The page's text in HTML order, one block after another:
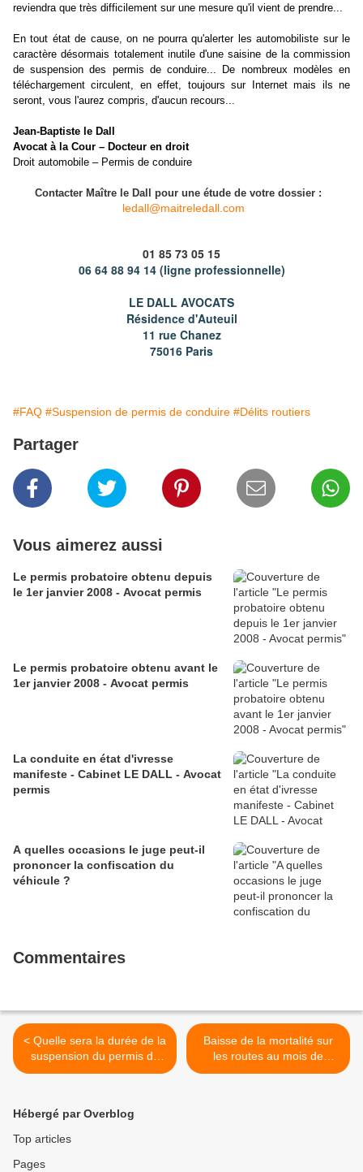
reviendra que très difficilement sur une mesure qu'il vient de prendre...
En tout état de cause, on ne pourra qu'alerter les automobiliste sur le
caractère désormais totalement inutile d'une saisine de la commission
de suspension des permis de conduire... De nombreux modèles en
téléchargement circulent, en effet, toujours sur Internet mais ils ne
seront, vous l'aurez compris, d'aucun recours...
Jean-Baptiste le Dall
Avocat à la Cour – Docteur en droit
Droit automobile – Permis de conduire
Contacter Maître le Dall pour une étude de votre dossier :
ledall@maitreledall.com
01 85 73 05 15
06 64 88 94 14 (ligne professionnelle)
LE DALL AVOCATS
Résidence d'Auteuil
11 rue Chanez
75016 Paris
#FAQ #Suspension de permis de conduire #Délits routiers
Partager
Vous aimerez aussi
Le permis probatoire obtenu depuis
le 1er janvier 2008 - Avocat permis
Le permis probatoire obtenu avant le
1er janvier 2008 - Avocat permis
La conduite en état d'ivresse
manifeste - Cabinet LE DALL - Avocat
permis
A quelles occasions le juge peut-il
prononcer la confiscation du
véhicule ?
Commentaires
< Quelle sera la durée de la
suspension du permis de
conduire prise par le préfet
Baisse de la mortalité sur
les routes au mois de
février >
Hébergé par Overblog
Top articles
Pages